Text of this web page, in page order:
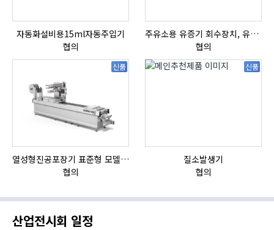
자동화설비용15ml자동주입기
협의
주유소용 유증기 회수장치, 유증기 회수장치, 방폭형, 방폭형 유증기 회수장치
협의
신품
열성형진공포장기 표준형 모델 OMNIVAC S-200
협의
신품
질소발생기
협의
산업전시회 일정